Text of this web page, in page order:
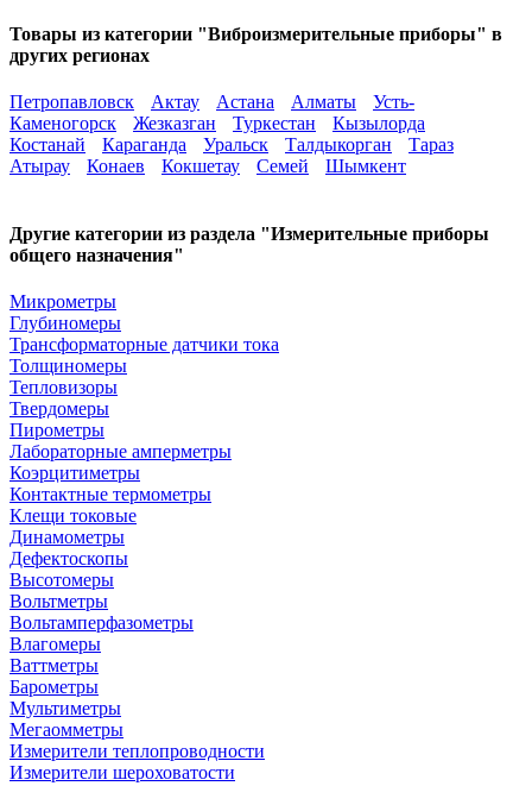
Товары из категории "Виброизмерительные приборы" в
других регионах
Петропавловск Актау Астана Алматы
Усть-
Каменогорск
Жезказган Туркестан
Кызылорда
Костанай
Караганда Уральск Талдыкорган
Тараз
Атырау
Конаев Кокшетау Семей Шымкент
Другие категории из раздела "Измерительные приборы
общего назначения"
Микрометры
Глубиномеры
Трансформаторные датчики тока
Толщиномеры
Тепловизоры
Твердомеры
Пирометры
Лабораторные амперметры
Коэрцитиметры
Контактные термометры
Клещи токовые
Динамометры
Дефектоскопы
Высотомеры
Вольтметры
Вольтамперфазометры
Влагомеры
Ваттметры
Барометры
Мультиметры
Мегаомметры
Измерители теплопроводности
Измерители шероховатости